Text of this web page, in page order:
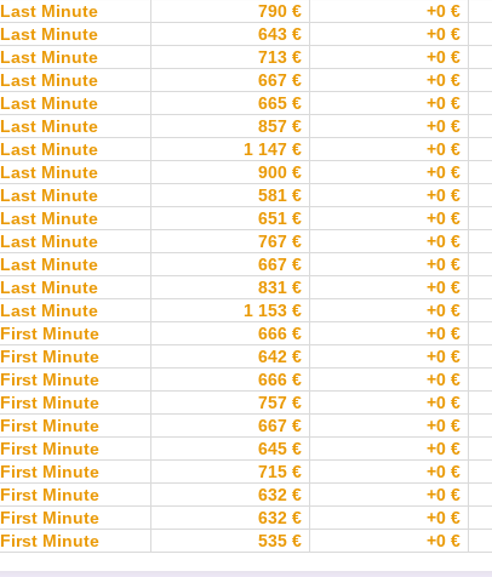
Last Minute 790 € +0 €
Last Minute 643 € +0 €
Last Minute 713 € +0 €
Last Minute 667 € +0 €
Last Minute 665 € +0 €
Last Minute 857 € +0 €
Last Minute 1 147 € +0 €
Last Minute 900 € +0 €
Last Minute 581 € +0 €
Last Minute 651 € +0 €
Last Minute 767 € +0 €
Last Minute 667 € +0 €
Last Minute 831 € +0 €
Last Minute 1 153 € +0 €
First Minute 666 € +0 €
First Minute 642 € +0 €
First Minute 666 € +0 €
First Minute 757 € +0 €
First Minute 667 € +0 €
First Minute 645 € +0 €
First Minute 715 € +0 €
First Minute 632 € +0 €
First Minute 632 € +0 €
First Minute 535 € +0 €